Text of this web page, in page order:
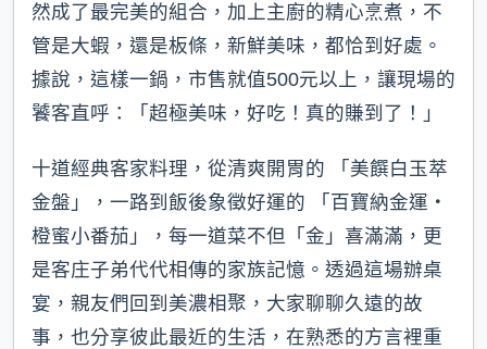
然成了最完美的組合，加上主廚的精心烹煮，不
管是大蝦，還是板條，新鮮美味，都恰到好處。
據說，這樣一鍋，市售就值500元以上，讓現場的
饕客直呼：「超極美味，好吃！真的賺到了！」
十道經典客家料理，從清爽開胃的 「美饌白玉萃
金盤」，一路到飯後象徵好運的 「百寶納金運・
橙蜜小番茄」，每一道菜不但「金」喜滿滿，更
是客庄子弟代代相傳的家族記憶。透過這場辦桌
宴，親友們回到美濃相聚，大家聊聊久遠的故
事，也分享彼此最近的生活，在熟悉的方言裡重